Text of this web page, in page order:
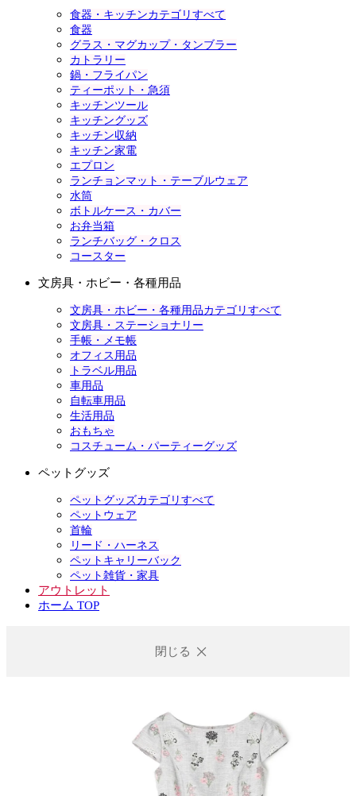
食器・キッチンカテゴリすべて
食器
グラス・マグカップ・タンブラー
カトラリー
鍋・フライパン
ティーポット・急須
キッチンツール
キッチングッズ
キッチン収納
キッチン家電
エプロン
ランチョンマット・テーブルウェア
水筒
ボトルケース・カバー
お弁当箱
ランチバッグ・クロス
コースター
文房具・ホビー・各種用品
文房具・ホビー・各種用品カテゴリすべて
文房具・ステーショナリー
手帳・メモ帳
オフィス用品
トラベル用品
車用品
自転車用品
生活用品
おもちゃ
コスチューム・パーティーグッズ
ペットグッズ
ペットグッズカテゴリすべて
ペットウェア
首輪
リード・ハーネス
ペットキャリーバック
ペット雑貨・家具
アウトレット
ホーム TOP
閉じる